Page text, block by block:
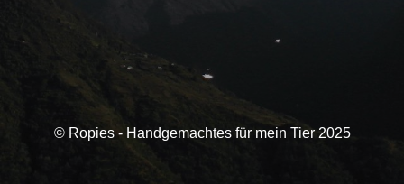
© Ropies - Handgemachtes für mein Tier 2025